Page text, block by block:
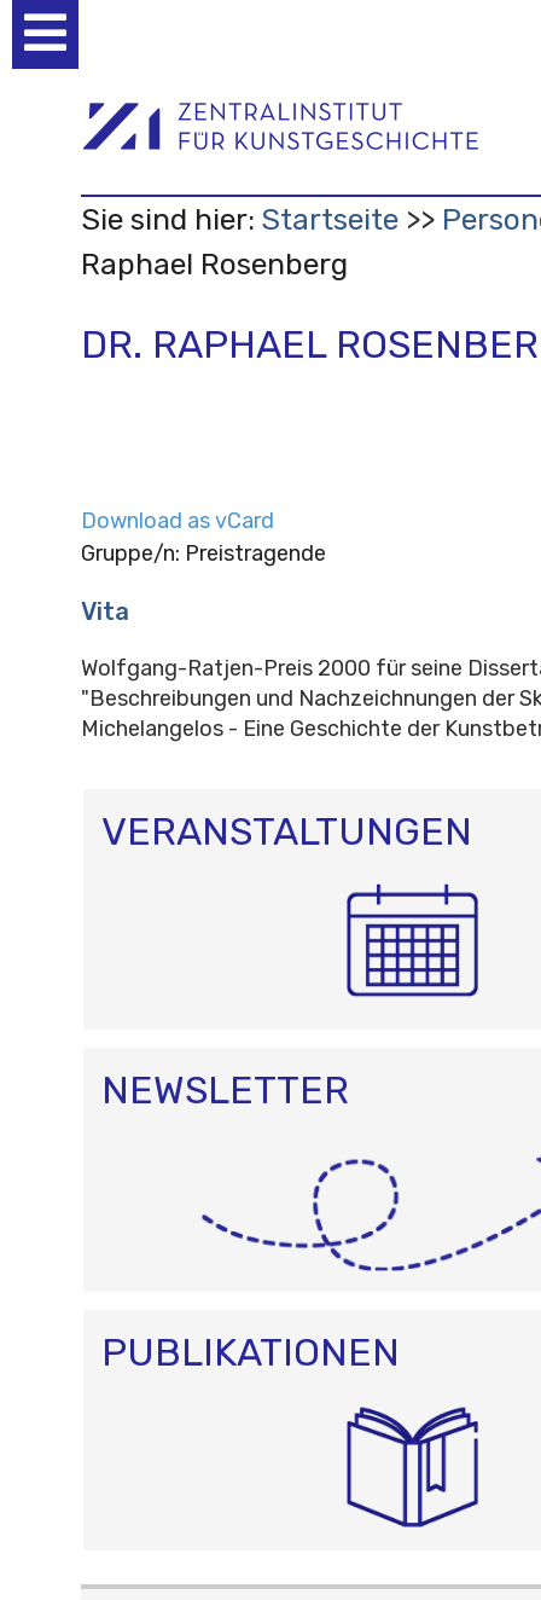
Werkzeuge
Sie sind hier: Startseite
Raphael Rosenberg
DR. RAPHAEL
Download as vCard
Gruppe/n: Preistragende
Vita
Wolfgang-Ratjen-Preis 2000 für seine
"Beschreibungen und Nachzeichnungen der
Michelangelos - Eine Geschichte der
VERANSTALTUNGEN
NEWSLETTER
PUBLIKATIONEN